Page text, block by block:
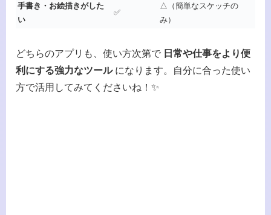
手書き・お絵描きがした
い
✅
△（簡単なスケッチの
み）
どちらのアプリも、使い方次第で 日常や仕事をより便
利にする強力なツールになります。自分に合った使い
方で活用してみてくださいね！✨